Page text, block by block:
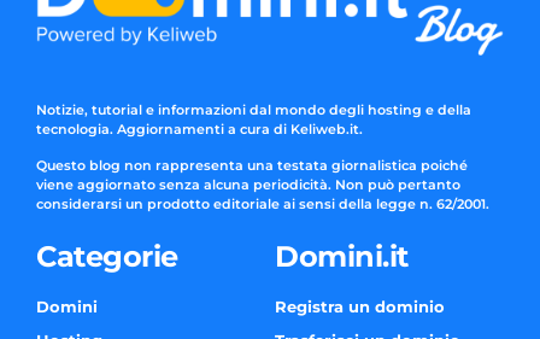
Notizie, tutorial e informazioni dal mondo degli hosting e della
tecnologia. Aggiornamenti a cura di Keliweb.it.
Questo blog non rappresenta una testata giornalistica poiché
viene aggiornato senza alcuna periodicità. Non può pertanto
considerarsi un prodotto editoriale ai sensi della legge n. 62/2001.
Categorie
Domini
Domini.it
Registra un dominio